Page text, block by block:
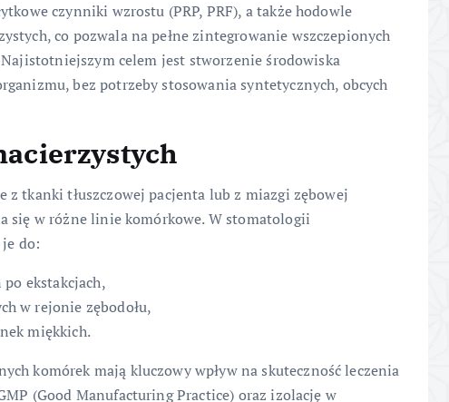
czynniki wzrostu (PRP, PRF), a także hodowle
co pozwala na pełne zintegrowanie wszczepionych
Najistotniejszym celem jest stworzenie środowiska
bez potrzeby stosowania syntetycznych, obcych
z tkanki tłuszczowej pacjenta lub z miazgi zębowej
się w różne linie komórkowe. W stomatologii
do:
ekstakcjach,
w rejonie zębodołu,
miękkich.
komórek mają kluczowy wpływ na skuteczność leczenia
(Good Manufacturing Practice) oraz izolację w